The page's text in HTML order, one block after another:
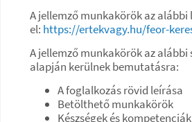
A jellemző munkakörök az
el: https://ertekvagy.hu/feor-
A jellemző munkakörök az
alapján kerülnek bemutatásra:
A foglalkozás rövid leírása
Betölthető munkakörök
Készségek és kompetenciák